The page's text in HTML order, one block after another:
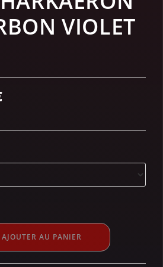
VIOLET
AJOUTER AU PANIER